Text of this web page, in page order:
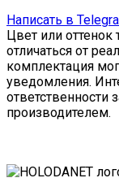
Написать в
Цвет или
отличаться от
комплектация
уведомления.
ответственности
производителем.